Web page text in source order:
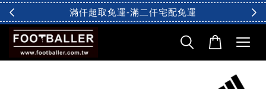
滿仟超取免運-滿二仟宅配免運